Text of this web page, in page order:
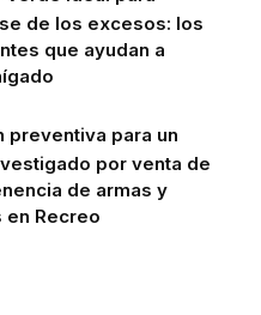
de los excesos: los
que ayudan a
preventiva para un
por venta de
de armas y
en Recreo